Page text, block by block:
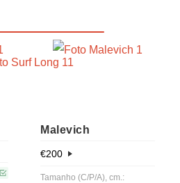
Malevich
€200
Tamanho (C/P/A), cm.: